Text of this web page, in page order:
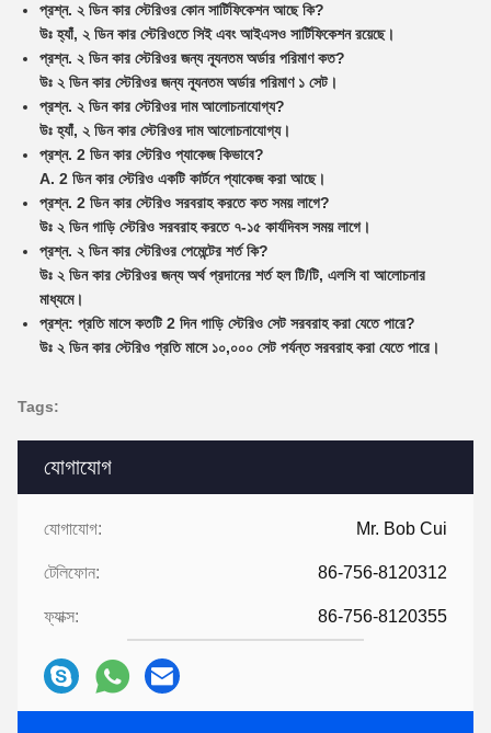
যোগাযোগ
যোগাযোগ: Mr. Bob Cui
টেলিফোন: 86-756-8120312
ফ্যাক্স: 86-756-8120355
প্রশ্ন. ২ ডিন কার স্টেরিওর কোন সার্টিফিকেশন আছে কি?
উঃ হ্যাঁ, ২ ডিন কার স্টেরিওতে সিই এবং আইএসও সার্টিফিকেশন রয়েছে।
প্রশ্ন. ২ ডিন কার স্টেরিওর জন্য ন্যূনতম অর্ডার পরিমাণ কত?
উঃ ২ ডিন কার স্টেরিওর জন্য ন্যূনতম অর্ডার পরিমাণ ১ সেট।
প্রশ্ন. ২ ডিন কার স্টেরিওর দাম আলোচনাযোগ্য?
উঃ হ্যাঁ, ২ ডিন কার স্টেরিওর দাম আলোচনাযোগ্য।
প্রশ্ন. 2 ডিন কার স্টেরিও প্যাকেজ কিভাবে?
A. 2 ডিন কার স্টেরিও একটি কার্টনে প্যাকেজ করা আছে।
প্রশ্ন. 2 ডিন কার স্টেরিও সরবরাহ করতে কত সময় লাগে?
উঃ ২ ডিন গাড়ি স্টেরিও সরবরাহ করতে ৭-১৫ কার্যদিবস সময় লাগে।
প্রশ্ন. ২ ডিন কার স্টেরিওর পেমেন্টের শর্ত কি?
উঃ ২ ডিন কার স্টেরিওর জন্য অর্থ প্রদানের শর্ত হল টি/টি, এলসি বা আলোচনার
মাধ্যমে।
প্রশ্ন: প্রতি মাসে কতটি 2 দিন গাড়ি স্টেরিও সেট সরবরাহ করা যেতে পারে?
উঃ ২ ডিন কার স্টেরিও প্রতি মাসে ১০,০০০ সেট পর্যন্ত সরবরাহ করা যেতে পারে।
Tags: